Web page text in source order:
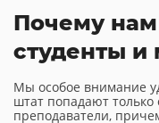
Почему
студенты
Мы особое внимание
штат попадают
преподаватели,